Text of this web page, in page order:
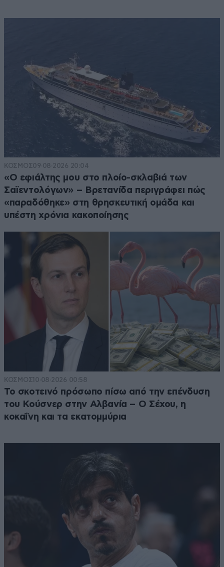
ΚΟΣΜΟΣ09·08·2026 20:04
«Ο εφιάλτης μου στο πλοίο-σκλαβιά των
Σαϊεντολόγων» – Βρετανίδα περιγράφει πώς
«παραδόθηκε» στη θρησκευτική ομάδα και
υπέστη χρόνια κακοποίησης
ΚΟΣΜΟΣ10·08·2026 00:58
Το σκοτεινό πρόσωπο πίσω από την επένδυση
του Κούσνερ στην Αλβανία – Ο Σέχου, η
κοκαΐνη και τα εκατομμύρια